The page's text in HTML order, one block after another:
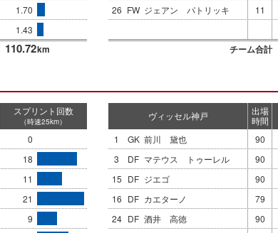
1.70
1.43
110.72km
26 FW ジェアン パトリッキ 11
チーム合計
スプリント回数
（時速25km）
0
18
11
21
9
ヴィッセル神戸
出場
時間
1 GK 前川 黛也 90
3
DF マテウス トゥーレル 90
15 DF ジエゴ 90
16 DF カエターノ 79
24 DF 酒井 高徳 90